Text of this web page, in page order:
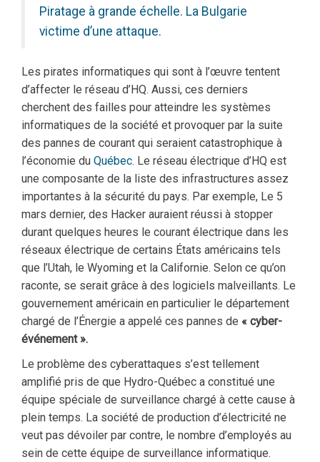
Piratage à grande échelle. La Bulgarie
victime d’une attaque.
Les pirates informatiques qui sont à l’œuvre tentent
d’affecter le réseau d’HQ. Aussi, ces derniers
cherchent des failles pour atteindre les systèmes
informatiques de la société et provoquer par la suite
des pannes de courant qui seraient catastrophique à
l’économie du Québec. Le réseau électrique d’HQ est
une composante de la liste des infrastructures assez
importantes à la sécurité du pays. Par exemple, Le 5
mars dernier, des Hacker auraient réussi à stopper
durant quelques heures le courant électrique dans les
réseaux électrique de certains États américains tels
que l’Utah, le Wyoming et la Californie. Selon ce qu’on
raconte, se serait grâce à des logiciels malveillants. Le
gouvernement américain en particulier le département
chargé de l’Énergie a appelé ces pannes de « cyber-
événement ».
Le problème des cyberattaques s’est tellement
amplifié pris de que Hydro-Québec a constitué une
équipe spéciale de surveillance chargé à cette cause à
plein temps. La société de production d’électricité ne
veut pas dévoiler par contre, le nombre d’employés au
sein de cette équipe de surveillance informatique.